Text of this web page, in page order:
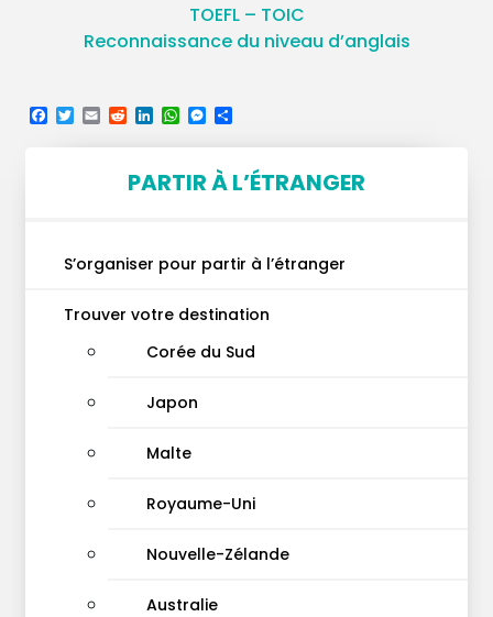
TOEFL – TOIC
Reconnaissance du niveau d’anglais
Facebook
Twitter
EmailRedditLinkedIn
WhatsApp
Messenger
PARTIR À L’ÉTRANGER
S’organiser pour partir à l’étranger
Trouver votre destination
Corée du Sud
Japon
Malte
Royaume-Uni
Nouvelle-Zélande
Australie